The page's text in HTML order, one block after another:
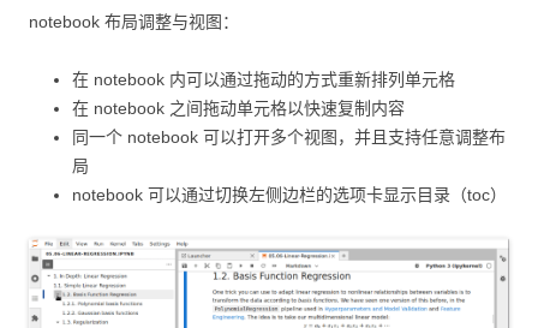
notebook 布局调整与视图：
在 notebook 内可以通过拖动的方式重新排列单元格
在 notebook 之间拖动单元格以快速复制内容
同一个 notebook 可以打开多个视图，并且支持任意调整布
局
notebook 可以通过切换左侧边栏的选项卡显示目录（toc）